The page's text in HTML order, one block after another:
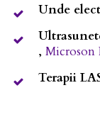
Unde
,Microson
Terapii